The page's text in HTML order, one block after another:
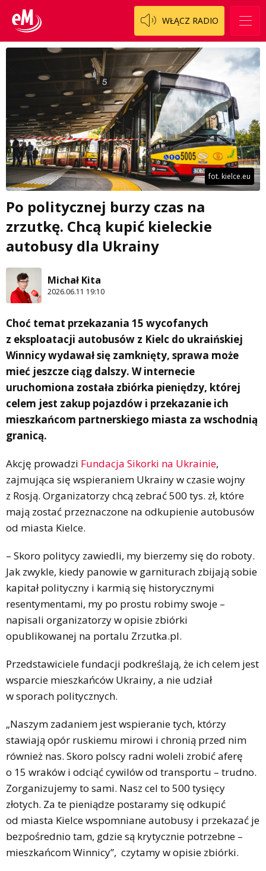
WŁĄCZ RADIO
fot. kielce.eu
Po politycznej burzy czas na
zrzutkę. Chcą kupić kieleckie
autobusy dla Ukrainy
Michał Kita
2026.06.11 19:10
Choć temat przekazania 15 wycofanych
z eksploatacji autobusów z Kielc do ukraińskiej
Winnicy wydawał się zamknięty, sprawa może
mieć jeszcze ciąg dalszy. W internecie
uruchomiona została zbiórka pieniędzy, której
celem jest zakup pojazdów i przekazanie ich
mieszkańcom partnerskiego miasta za wschodnią
granicą.
Akcję prowadzi Fundacja Sikorki na Ukrainie,
zajmująca się wspieraniem Ukrainy w czasie wojny
z Rosją. Organizatorzy chcą zebrać 500 tys. zł, które
mają zostać przeznaczone na odkupienie autobusów
od miasta Kielce.
– Skoro politycy zawiedli, my bierzemy się do roboty.
Jak zwykle, kiedy panowie w garniturach zbijają sobie
kapitał polityczny i karmią się historycznymi
resentymentami, my po prostu robimy swoje –
napisali organizatorzy w opisie zbiórki
opublikowanej na portalu Zrzutka.pl.
Przedstawiciele fundacji podkreślają, że ich celem jest
wsparcie mieszkańców Ukrainy, a nie udział
w sporach politycznych.
„Naszym zadaniem jest wspieranie tych, którzy
stawiają opór ruskiemu mirowi i chronią przed nim
również nas. Skoro polscy radni woleli zrobić aferę
o 15 wraków i odciąć cywilów od transportu – trudno.
Zorganizujemy to sami. Nasz cel to 500 tysięcy
złotych. Za te pieniądze postaramy się odkupić
od miasta Kielce wspomniane autobusy i przekazać je
bezpośrednio tam, gdzie są krytycznie potrzebne –
mieszkańcom Winnicy”, czytamy w opisie zbiórki.